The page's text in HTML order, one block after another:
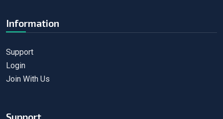
Information
Support
Login
Join With Us
Support